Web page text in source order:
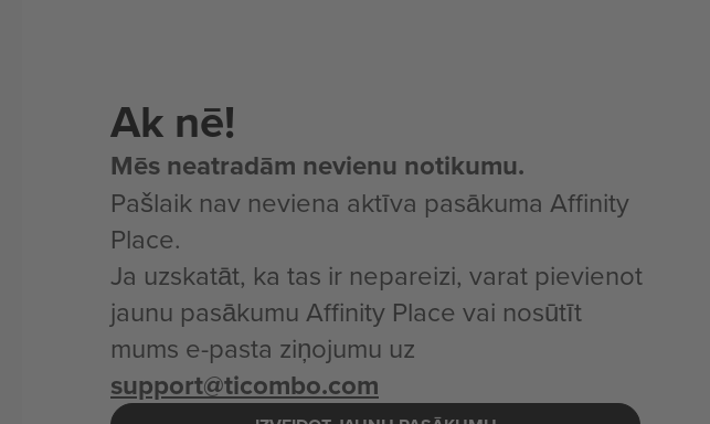
Ak nē!
Mēs neatradām nevienu notikumu.
Pašlaik nav neviena aktīva pasākuma Affinity
Place.
Ja uzskatāt, ka tas ir nepareizi, varat pievienot
jaunu pasākumu Affinity Place vai nosūtīt
mums e-pasta ziņojumu uz
support@ticombo.com